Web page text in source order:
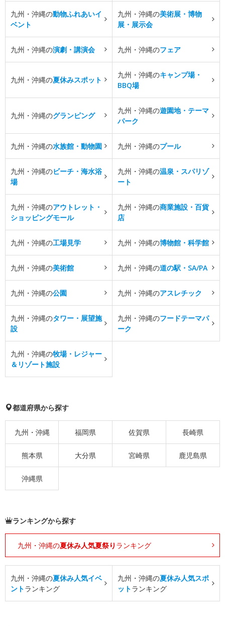
九州・沖縄の動物ふれあいイ
ベント
九州・沖縄の美術展・博物
展・展示会
九州・沖縄の演劇・講演会 九州・沖縄のフェア
九州・沖縄の夏休みスポット
九州・沖縄のキャンプ場・
BBQ場
九州・沖縄のグランピング
九州・沖縄の遊園地・テーマ
パーク
九州・沖縄の水族館・動物園 九州・沖縄のプール
九州・沖縄のビーチ・海水浴
場
九州・沖縄の温泉・スパリゾ
ート
九州・沖縄のアウトレット・
ショッピングモール
九州・沖縄の商業施設・百貨
店
九州・沖縄の工場見学 九州・沖縄の博物館・科学館
九州・沖縄の美術館 九州・沖縄の道の駅・SA/PA
九州・沖縄の公園 九州・沖縄のアスレチック
九州・沖縄のタワー・展望施
設
九州・沖縄のフードテーマパ
ーク
九州・沖縄の牧場・レジャー
＆リゾート施設
都道府県から探す
九州・沖縄 福岡県 佐賀県 長崎県
熊本県 大分県 宮崎県 鹿児島県
沖縄県
ランキングから探す
九州・沖縄の夏休み人気夏祭り ランキング
九州・沖縄の夏休み人気イベ
ントランキング
九州・沖縄の夏休み人気スポ
ットランキング